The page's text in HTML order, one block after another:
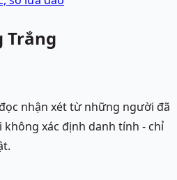
Trắng
nhận xét từ những người đã
không xác định danh tính - chỉ